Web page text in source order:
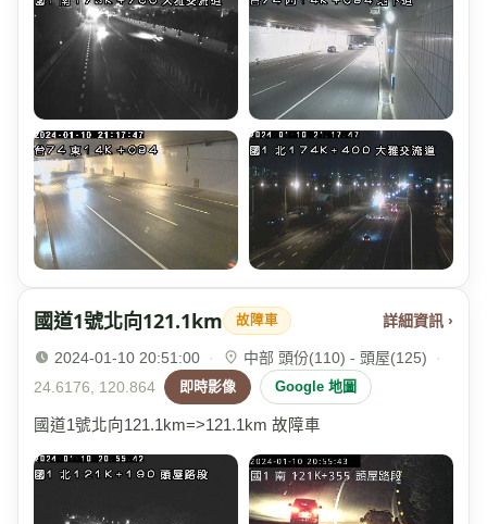
國道1號北向121.1km 故障車 詳細資訊 ›
2024-01-10 20:51:00 · 中部 頭份(110) - 頭屋(125)
·
24.6176, 120.864
即時影像 Google 地圖
國道1號北向121.1km=>121.1km 故障車